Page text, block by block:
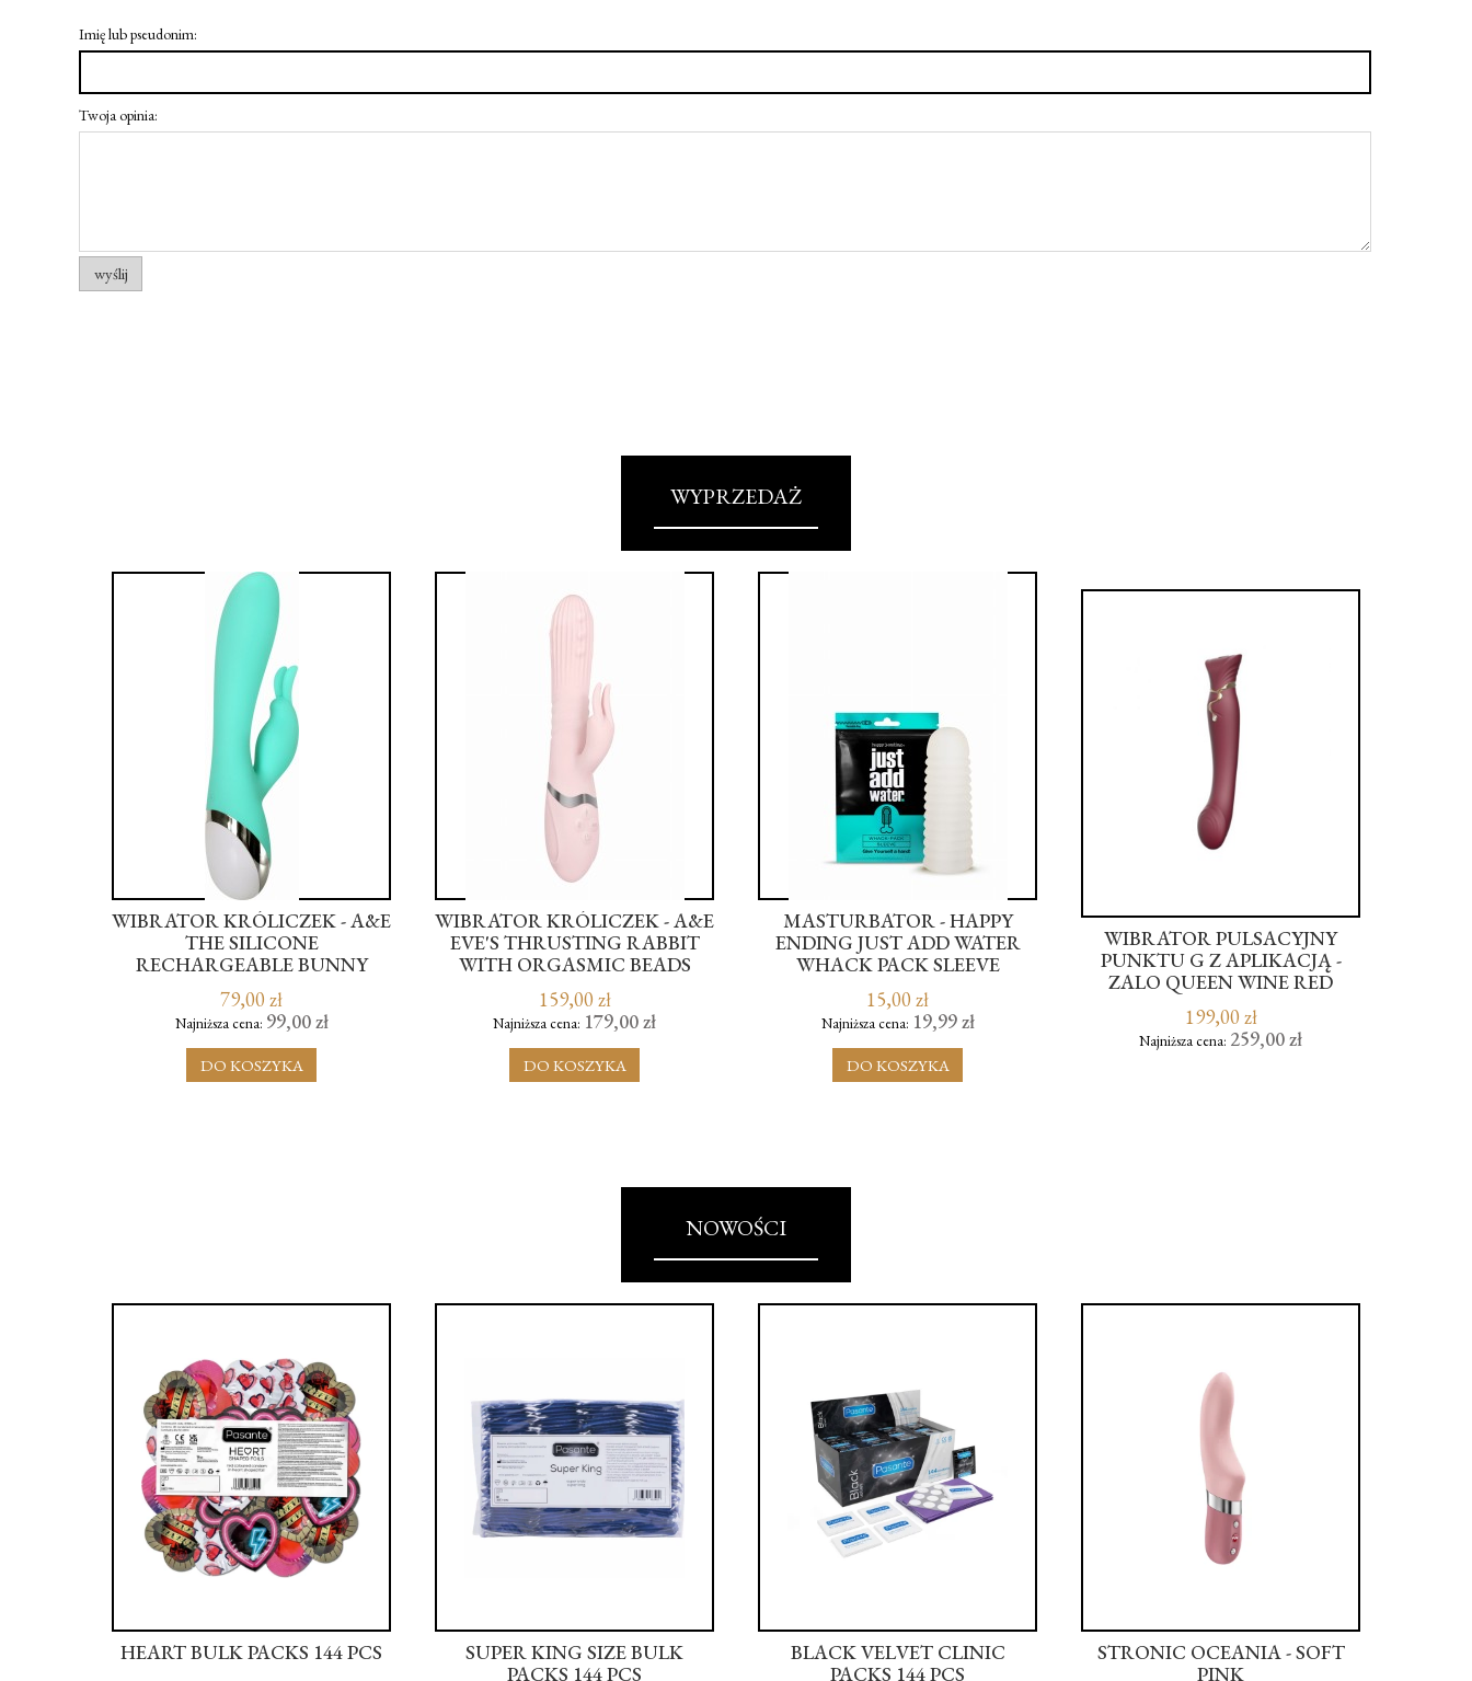
Imię lub pseudonim:
Twoja opinia:
wyślij
WYPRZEDAŻ
WIBRATOR KRÓLICZEK - A&E
THE SILICONE
RECHARGEABLE BUNNY
79,00 zł
Najniższa cena: 99,00 zł
DO KOSZYKA
WIBRATOR KRÓLICZEK - A&E
EVE'S THRUSTING RABBIT
WITH ORGASMIC BEADS
159,00 zł
Najniższa cena: 179,00 zł
DO KOSZYKA
MASTURBATOR - HAPPY
ENDING JUST ADD WATER
WHACK PACK SLEEVE
15,00 zł
Najniższa cena: 19,99 zł
DO KOSZYKA
WIBRATOR PULSACYJNY
PUNKTU G Z APLIKACJĄ -
ZALO QUEEN WINE RED
199,00 zł
Najniższa cena: 259,00 zł
NOWOŚCI
HEART BULK PACKS 144 PCS
SUPER KING SIZE BULK
PACKS 144 PCS
BLACK VELVET CLINIC
PACKS 144 PCS
STRONIC OCEANIA - SOFT
PINK